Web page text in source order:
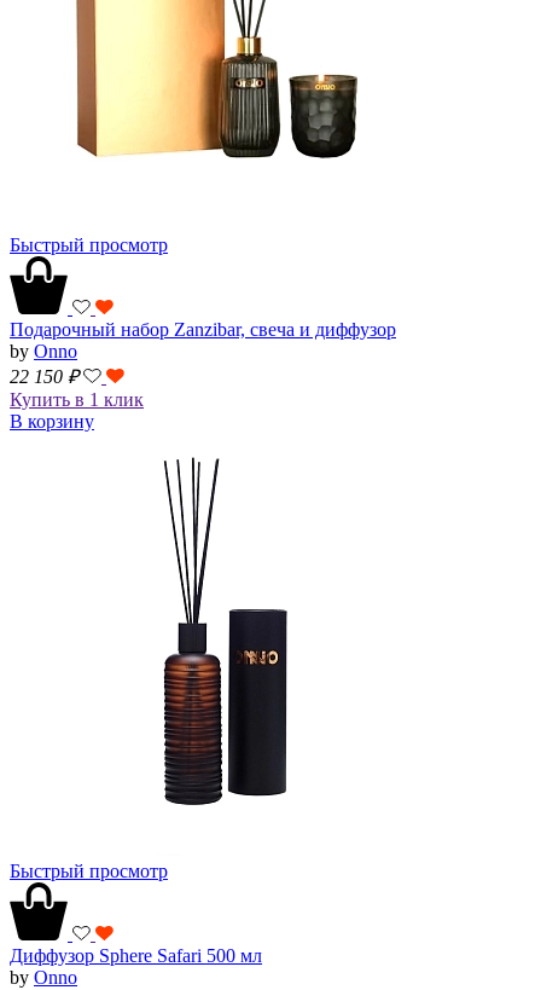
Быстрый просмотр
Подарочный набор Zanzibar, свеча и диффузор
by Onno
22 150 ₽
Купить в 1 клик
В корзину
Быстрый просмотр
Диффузор Sphere Safari 500 мл
by Onno